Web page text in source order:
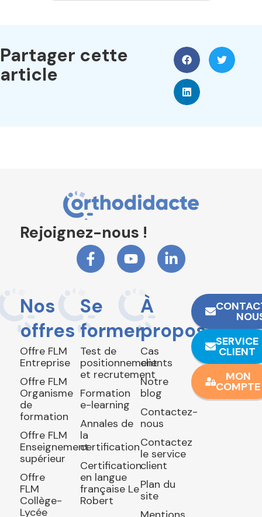
Partager cette
article
Rejoignez-nous !
Nos
offres
Offre FLM
Entreprise
Offre FLM
Organisme
de
formation
Offre FLM
Enseignement
supérieur
Offre
FLM
Collège-
Lycée
Se
former
Test de
positionnement
et recrutement
Formation
e-learning
Annales de
la
certification
Certification
en langue
française Le
Robert
À
propos
Cas
clients
Notre
blog
Contactez-
nous
Contactez
le service
client
Plan du
site
SERVICE
CLIENT
MON
COMPTE